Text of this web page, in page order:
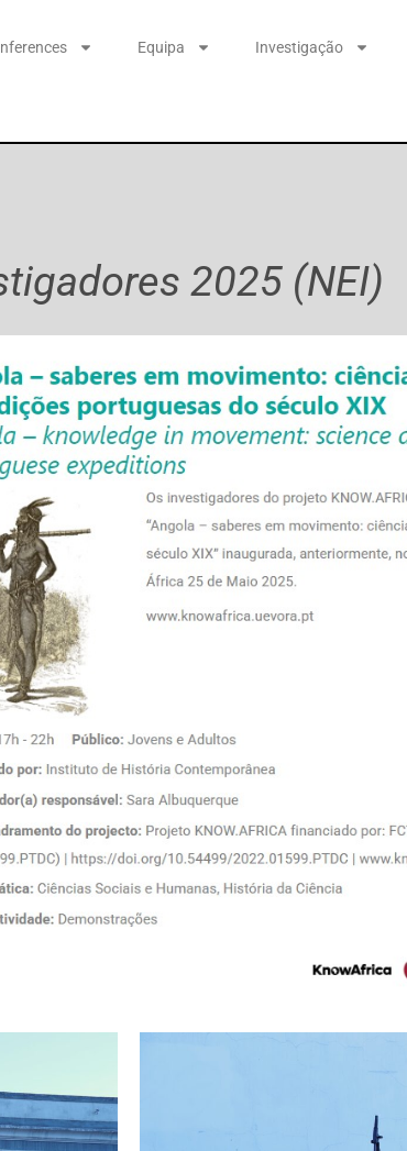
Equipa Investigação
2025 (NEI)